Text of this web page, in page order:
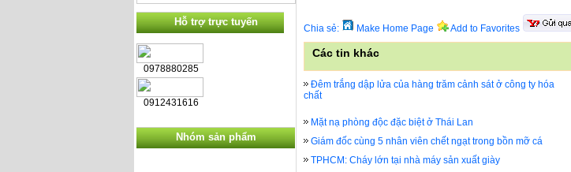
Hỗ trợ trực tuyến
0978880285
0912431616
Nhóm sản phẩm
Chia sẻ: Make Home Page Add to Favorites
Các tin khác
Đêm trắng dập lửa của hàng trăm cảnh sát ở công ty hóa
chất
Mặt nạ phòng độc đặc biệt ở Thái Lan
Giám đốc cùng 5 nhân viên chết ngạt trong bồn mỡ cá
TPHCM: Cháy lớn tại nhà máy sản xuất giày